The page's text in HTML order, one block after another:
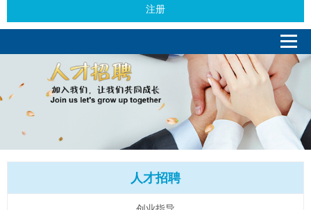
注册
人才招聘